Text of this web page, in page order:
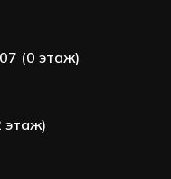
(0 этаж)
этаж)